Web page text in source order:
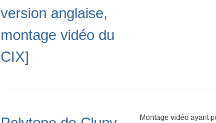
version anglaise,
montage vidéo du
CIX]
Montage vidéo ayant